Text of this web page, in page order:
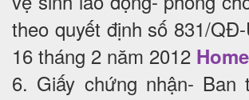
theo quyết định số 831/
16 tháng 2 năm 2012
6. Giấy chứng nhận- Ban